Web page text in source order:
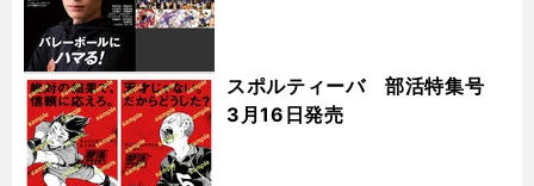
スポルティーバ 部活特集号
3月16日発売